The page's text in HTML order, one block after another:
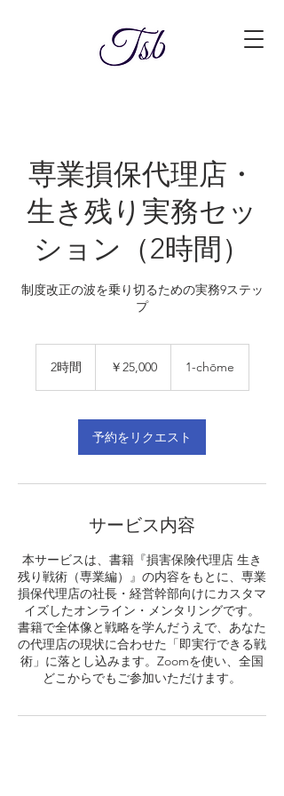
専業損保代理店・
生き残り実務セッ
ション（2時間）
制度改正の波を乗り切るための実務9ステッ
プ
2時間 ￥25,000 1-chōme
予約をリクエスト
サービス内容
本サービスは、書籍『損害保険代理店 生き
残り戦術（専業編）』の内容をもとに、専業
損保代理店の社長・経営幹部向けにカスタマ
イズしたオンライン・メンタリングです。
書籍で全体像と戦略を学んだうえで、あなた
の代理店の現状に合わせた「即実行できる戦
術」に落とし込みます。Zoomを使い、全国
どこからでもご参加いただけます。